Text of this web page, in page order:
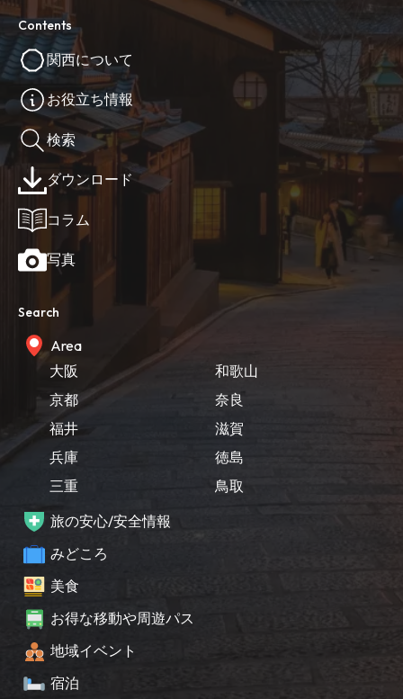
Contents
関西について
お役立ち情報
検索
ダウンロード
コラム
写真
Search
Area
大阪
京都
福井
兵庫
三重
和歌山
奈良
滋賀
徳島
鳥取
旅の安心/安全情報
みどころ
美食
お得な移動や周遊パス
地域イベント
宿泊